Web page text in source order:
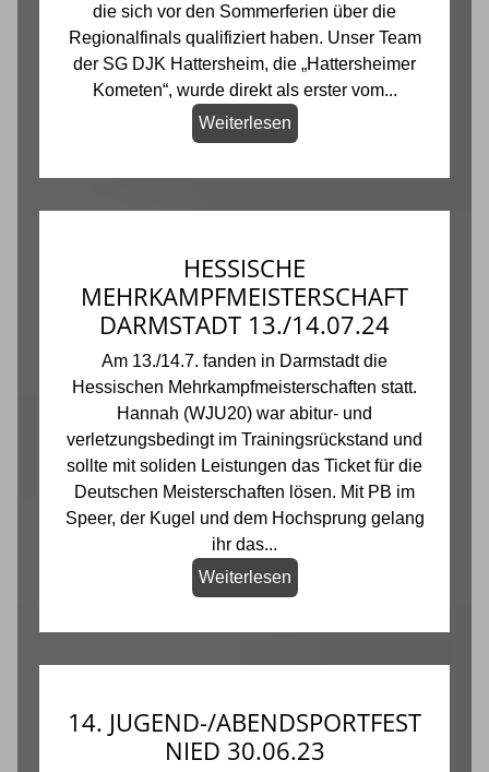
die sich vor den Sommerferien über die
Regionalfinals qualifiziert haben. Unser Team
der SG DJK Hattersheim, die „Hattersheimer
Kometen“, wurde direkt als erster vom...
Weiterlesen
HESSISCHE
MEHRKAMPFMEISTERSCHAFT
DARMSTADT 13./14.07.24
Am 13./14.7. fanden in Darmstadt die
Hessischen Mehrkampfmeisterschaften statt.
Hannah (WJU20) war abitur- und
verletzungsbedingt im Trainingsrückstand und
sollte mit soliden Leistungen das Ticket für die
Deutschen Meisterschaften lösen. Mit PB im
Speer, der Kugel und dem Hochsprung gelang
ihr das...
Weiterlesen
14. JUGEND-/ABENDSPORTFEST
NIED 30.06.23